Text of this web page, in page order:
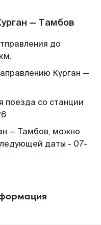
— Тамбов
до
Курган —
поезда со станции
— Тамбов, можно
даты - 07-